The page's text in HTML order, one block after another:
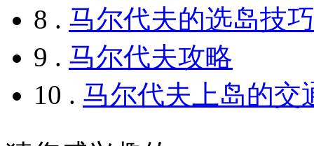
8 . 马尔代夫的选岛技巧
9 . 马尔代夫攻略
10 . 马尔代夫上岛的交